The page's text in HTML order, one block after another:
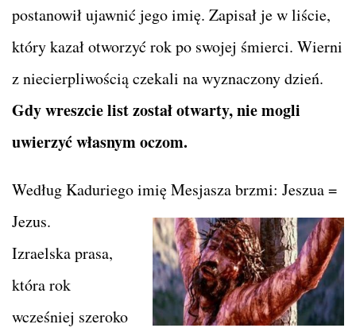
postanowił ujawnić jego imię. Zapisał je w liście,
który kazał otworzyć rok po swojej śmierci. Wierni
z niecierpliwością czekali na wyznaczony dzień.
Gdy wreszcie list został otwarty, nie mogli
uwierzyć własnym oczom.
Według Kaduriego imię Mesjasza brzmi: Jeszua =
Jezus.
Izraelska prasa,
która rok
wcześniej szeroko